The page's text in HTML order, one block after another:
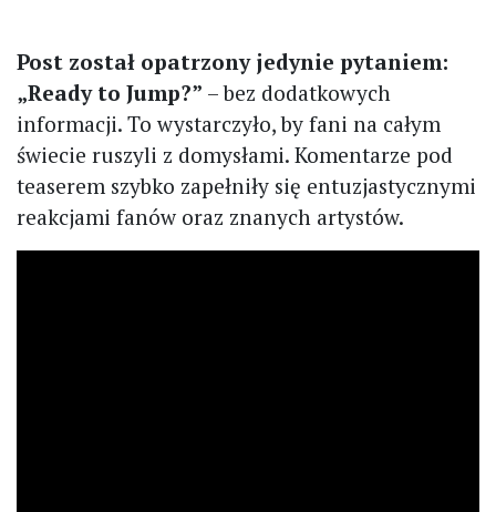
Post został opatrzony jedynie pytaniem:
„Ready to Jump?” – bez dodatkowych
informacji. To wystarczyło, by fani na całym
świecie ruszyli z domysłami. Komentarze pod
teaserem szybko zapełniły się entuzjastycznymi
reakcjami fanów oraz znanych artystów.